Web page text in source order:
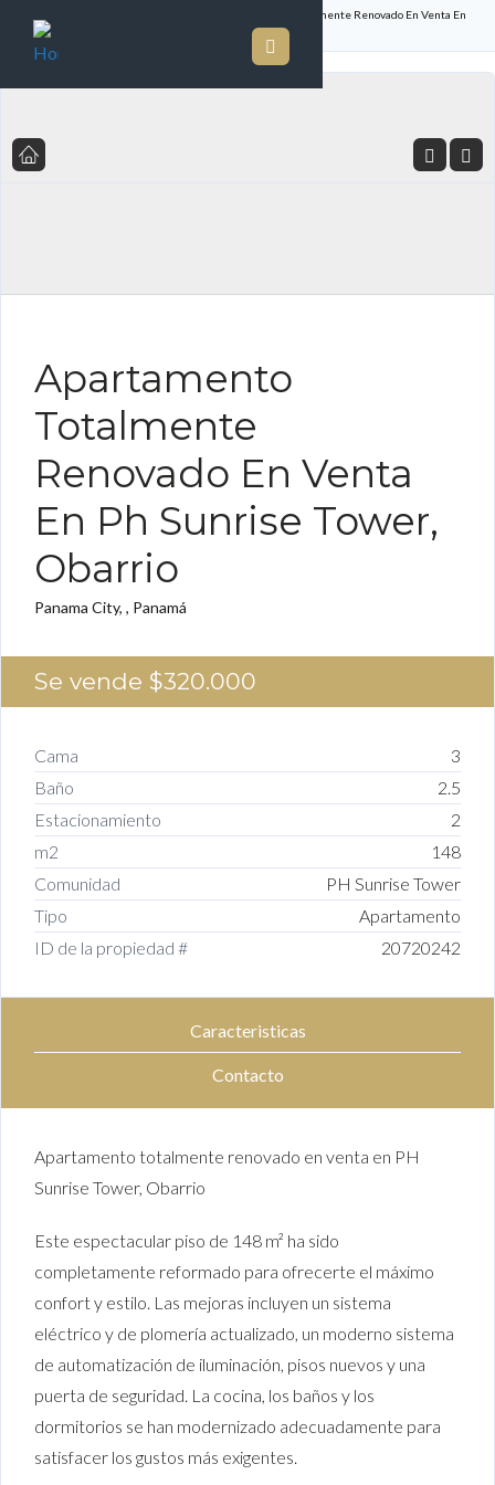
Apartamento Totalmente Renovado En Venta En
Ph Sunrise Tower, Obarrio
Apartamento
Totalmente
Renovado En Venta
En Ph Sunrise Tower,
Obarrio
Panama City, , Panamá
Se vende $320.000
Cama
3
Baño
2.5
Estacionamiento
2
m2
148
Comunidad
PH Sunrise Tower
Tipo
Apartamento
ID de la propiedad #
20720242
Caracteristicas
Contacto
Apartamento totalmente renovado en venta en PH
Sunrise Tower, Obarrio
Este espectacular piso de 148 m² ha sido
completamente reformado para ofrecerte el máximo
confort y estilo. Las mejoras incluyen un sistema
eléctrico y de plomería actualizado, un moderno sistema
de automatización de iluminación, pisos nuevos y una
puerta de seguridad. La cocina, los baños y los
dormitorios se han modernizado adecuadamente para
satisfacer los gustos más exigentes.